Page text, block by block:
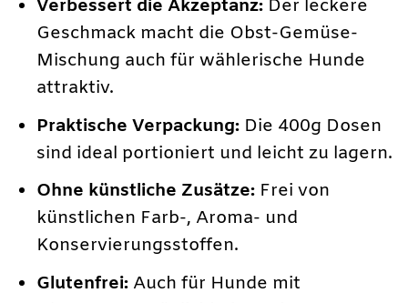
Verbessert die Akzeptanz: Der leckere
Geschmack macht die Obst-Gemüse-
Mischung auch für wählerische Hunde
attraktiv.
Praktische Verpackung: Die 400g Dosen
sind ideal portioniert und leicht zu lagern.
Ohne künstliche Zusätze: Frei von
künstlichen Farb-, Aroma- und
Konservierungsstoffen.
Glutenfrei: Auch für Hunde mit